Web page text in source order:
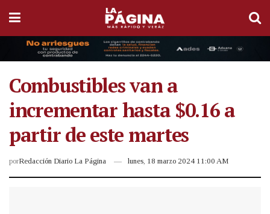
Combustibles van a
incrementar hasta $0.16 a
partir de este martes
porRedacción Diario La Página lunes, 18 marzo 2024 11:00 AM